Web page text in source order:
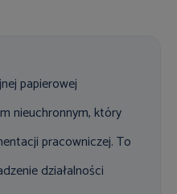
papierowej
nieuchronnym, który
pracowniczej. To
działalności